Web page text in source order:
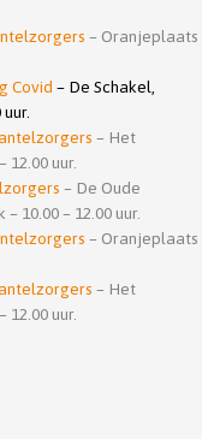
– Oranjeplaats
Covid – De Schakel,
– Het
12.00 uur.
– De Oude
10.00 – 12.00 uur.
– Oranjeplaats
– Het
12.00 uur.